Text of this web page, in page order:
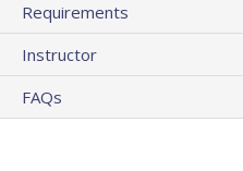
Requirements
Instructor
FAQs